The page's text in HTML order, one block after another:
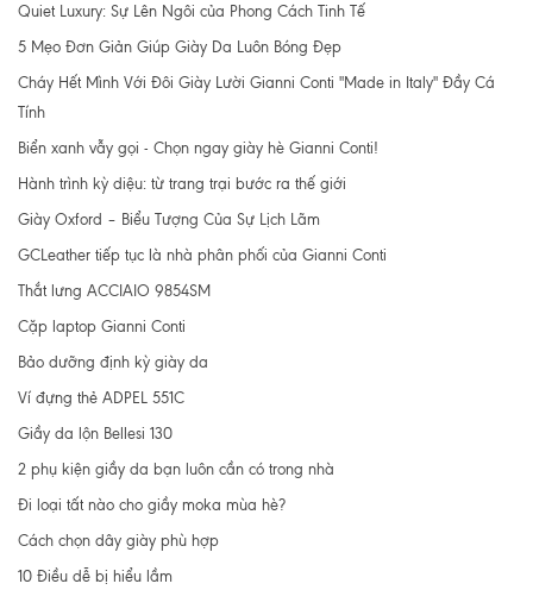
Quiet Luxury: Sự Lên Ngôi của Phong Cách Tinh Tế
5 Mẹo Đơn Giản Giúp Giày Da Luôn Bóng Đẹp
Cháy Hết Mình Với Đôi Giày Lười Gianni Conti "Made in Italy" Đầy Cá
Tính
Biển xanh vẫy gọi - Chọn ngay giày hè Gianni Conti!
Hành trình kỳ diệu: từ trang trại bước ra thế giới
Giày Oxford – Biểu Tượng Của Sự Lịch Lãm
GCLeather tiếp tục là nhà phân phối của Gianni Conti
Thắt lưng ACCIAIO 9854SM
Cặp laptop Gianni Conti
Bảo dưỡng định kỳ giày da
Ví đựng thẻ ADPEL 551C
Giầy da lộn Bellesi 130
2 phụ kiện giầy da bạn luôn cần có trong nhà
Đi loại tất nào cho giầy moka mùa hè?
Cách chọn dây giày phù hợp
10 Điều dễ bị hiểu lầm